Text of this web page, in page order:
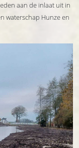
aan de inlaat uit in
waterschap Hunze en